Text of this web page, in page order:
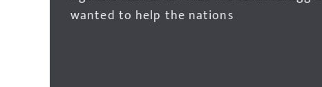
wanted to help the nations